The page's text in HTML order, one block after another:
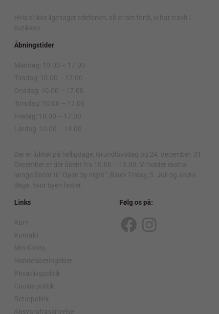
Hvis vi ikke lige tager telefonen, så er det fordi, vi har travlt i
butikken.
Åbningstider
Mandag: 10.00 – 17.00
Tirsdag: 10.00 – 17.00
Onsdag: 10.00 – 17.00
Torsdag: 10.00 – 17.00
Fredag: 10.00 – 17.00
Lørdag: 10.00 – 14.00
Der er lukket på helligdage, Grundlovsdag og 24. december. 31.
December er der åbent fra 10.00 – 13.00. Vi holder ekstra
længe åbent til “Open by night”, Black Friday, 5. Juli og andre
dage, hvor byen fester.
Links
Kurv
Kontakt
Min Konto
Handelsbetingelser
Privatlivspolitik
Cookie politik
Returpolitik
Ansvarsfraskrivelse
Følg os på:
F
I